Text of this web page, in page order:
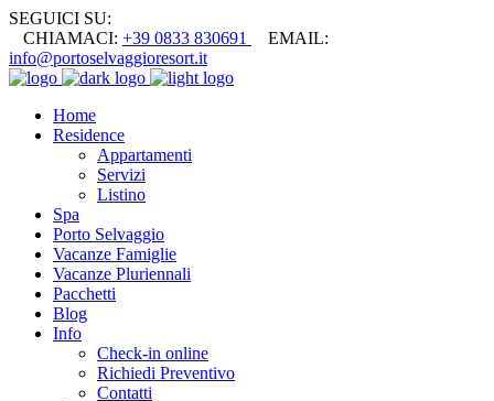
SEGUICI SU:
CHIAMACI: +39 0833 830691
EMAIL:
info@portoselvaggioresort.it
Home
Residence
Appartamenti
Servizi
Listino
Spa
Porto Selvaggio
Vacanze Famiglie
Vacanze Pluriennali
Pacchetti
Blog
Info
Check-in online
Richiedi Preventivo
Contatti